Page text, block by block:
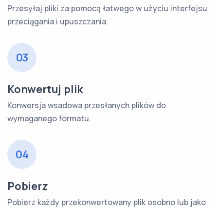
Przesyłaj pliki za pomocą łatwego w użyciu interfejsu
przeciągania i upuszczania.
03
Konwertuj plik
Konwersja wsadowa przesłanych plików do
wymaganego formatu.
04
Pobierz
Pobierz każdy przekonwertowany plik osobno lub jako